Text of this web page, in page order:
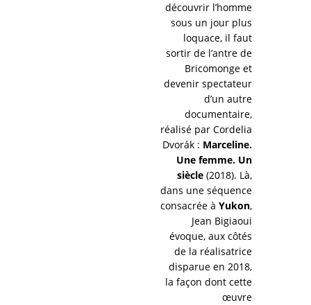
découvrir l’homme
sous un jour plus
loquace, il faut
sortir de l’antre de
Bricomonge et
devenir spectateur
d’un autre
documentaire,
réalisé par Cordelia
Dvorák : Marceline.
Une femme. Un
siècle (2018). Là,
dans une séquence
consacrée à Yukon,
Jean Bigiaoui
évoque, aux côtés
de la réalisatrice
disparue en 2018,
la façon dont cette
œuvre